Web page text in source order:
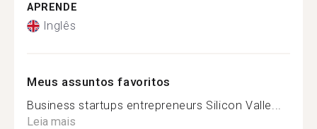
APRENDE
Inglês
Meus assuntos favoritos
Business startups entrepreneurs Silicon Valle...
Leia mais